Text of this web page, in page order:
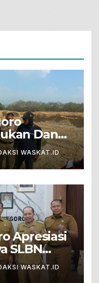
Dan
Lahan
WASKAT.ID
Apresiasi
SLBN
Masuk
Nasional
WASKAT.ID